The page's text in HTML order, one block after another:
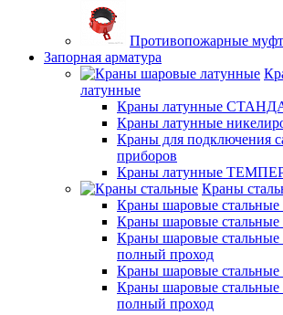
Противопожарные
Запорная арматура
латунные
Краны латунные
Краны латунные
Краны для подключения
приборов
Краны латунные
Краны
Краны шаровые
Краны шаровые стальные
Краны шаровые стальные
полный проход
Краны шаровые
Краны шаровые
полный проход